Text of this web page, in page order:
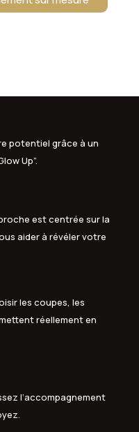
potentiel grâce à un
Up”.
est centrée sur la
aider à révéler votre
les coupes, les
réellement en
l’accompagnement